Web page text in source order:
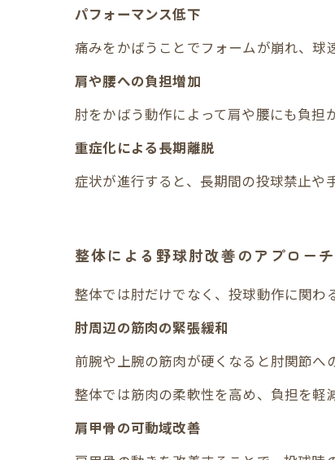
パフォーマンス低下
痛みをかばうことでフォームが崩れ、球
肩や腰への負担増加
肘をかばう動作によって肩や腰にも負担
重症化による長期離脱
症状が進行すると、長期間の投球禁止や
整体による野球肘改善のアプローチ
整体では肘だけでなく、投球動作に関わ
肘周辺の筋肉の緊張緩和
前腕や上腕の筋肉が硬くなると肘関節へ
整体では筋肉の柔軟性を高め、負担を軽
肩甲骨の可動域改善